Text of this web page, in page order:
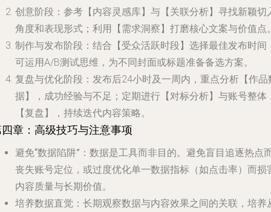
创意阶段 ：参考【内容灵感库】与【关联分析】寻找新颖切
角度和表现形式；利用【需求洞察】打磨核心文案与价值点
制作与发布阶段 ：结合【受众活跃时段】选择最佳发布时间
可运用A/B测试思维，为不同封面或标题准备备选方案。
复盘与优化阶段 ：发布后24小时及一周内，重点分析【作品
据】，成功经验与不足；定期进行【对标分析】与账号整体
【复盘】，持续迭代内容策略。
章：高级技巧与注意事项
避免“数据陷阱” ：数据是工具而非目的。避免盲目追逐热点
丧失账号定位，或过度优化单一数据指标（如点击率）而损
内容质量与长期价值。
培养数据直觉 ：长期观察数据与内容效果之间的关联，培养